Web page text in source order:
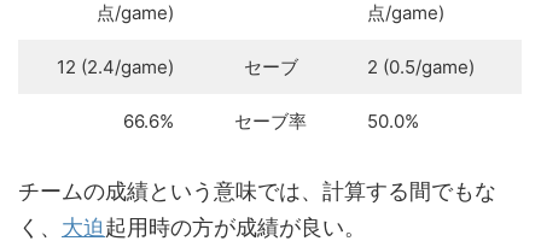
点/game)
点/game)
12 (2.4/game) セーブ 2 (0.5/game)
66.6% セーブ率 50.0%
チームの成績という意味では、計算する間でもな
く、 大迫起用時の方が成績が良い。